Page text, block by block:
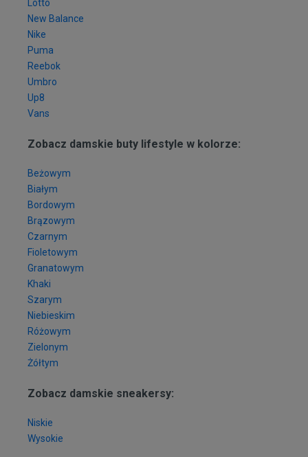
Lotto
New Balance
Nike
Puma
Reebok
Umbro
Up8
Vans
Zobacz damskie buty lifestyle w kolorze:
Beżowym
Białym
Bordowym
Brązowym
Czarnym
Fioletowym
Granatowym
Khaki
Szarym
Niebieskim
Różowym
Zielonym
Żółtym
Zobacz damskie sneakersy:
Niskie
Wysokie